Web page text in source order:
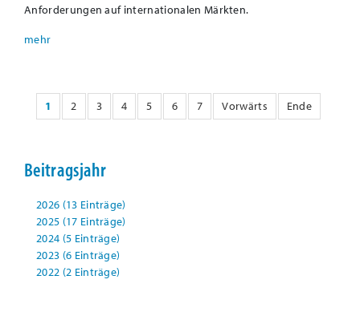
Anforderungen auf internationalen Märkten.
1 2 3 4 5 6 7 Vorwärts Ende
Beitragsjahr
2026 (13 Einträge)
2025 (17 Einträge)
2024 (5 Einträge)
2023 (6 Einträge)
2022 (2 Einträge)